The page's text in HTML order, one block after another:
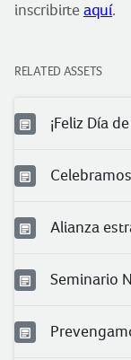
inscribirte aquí.
RELATED ASSETS
¡Feliz Día
Alianza